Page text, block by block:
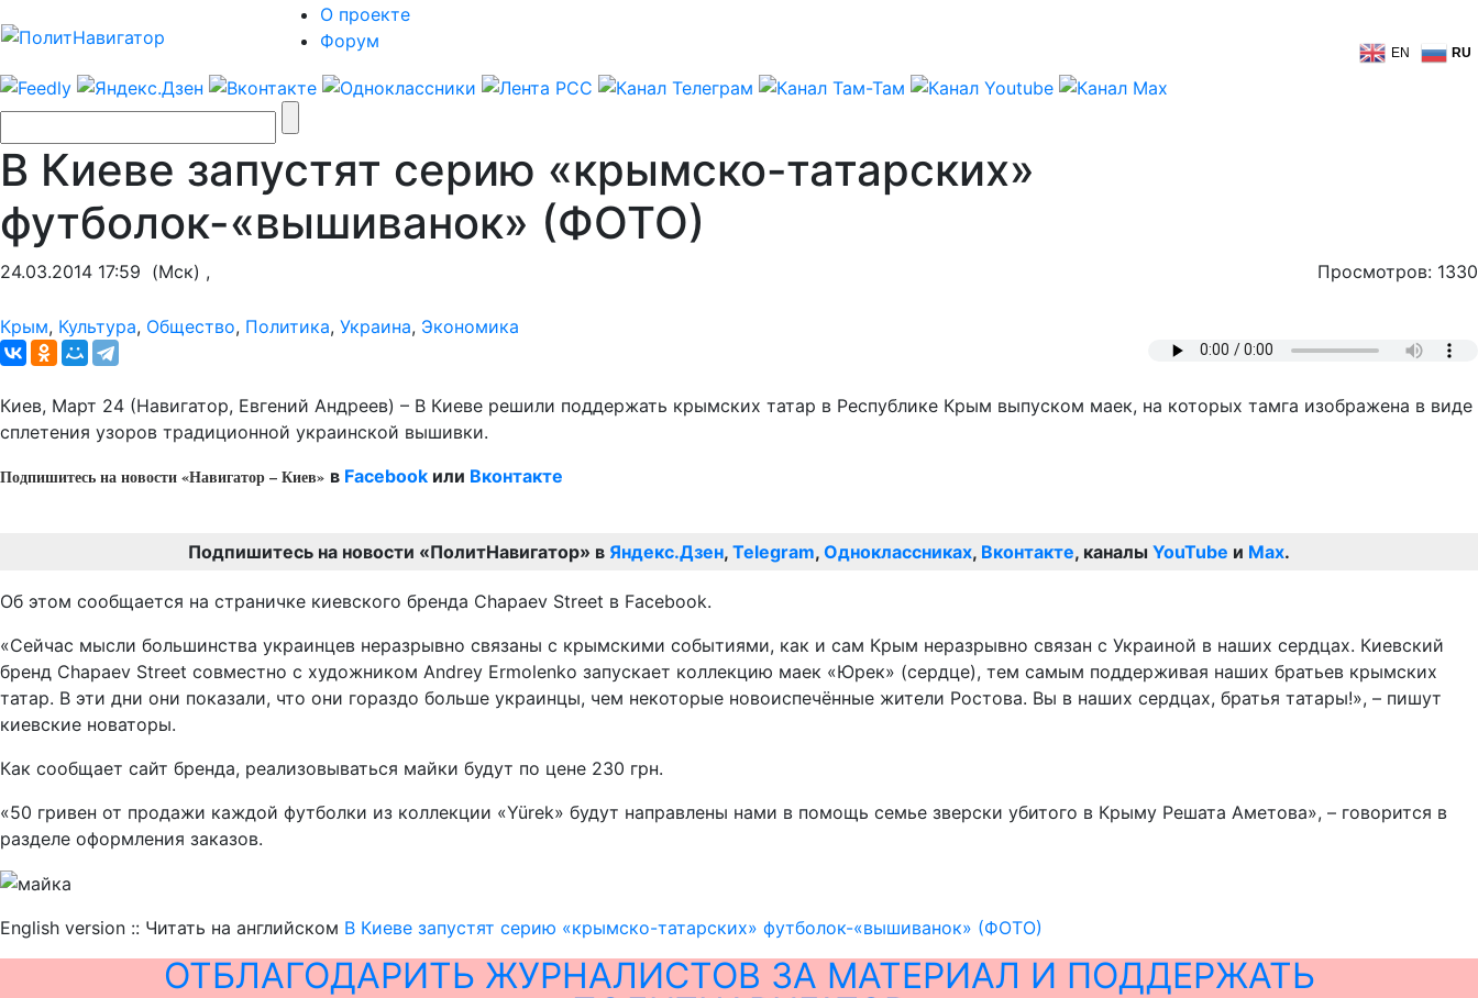
О проекте
Форум
EN RU
В Киеве запустят серию «крымско-татарских»
футболок-«вышиванок» (ФОТО)
24.03.2014 17:59 (Мск) , Просмотров: 1330
Крым, Культура, Общество, Политика, Украина, Экономика
Киев, Март 24 (Навигатор, Евгений Андреев) – В Киеве решили поддержать крымских татар в Республике Крым выпуском маек, на которых тамга изображена в виде
сплетения узоров традиционной украинской вышивки.
Подпишитесь на новости «Навигатор – Киев» в Facebook или Вконтакте
Подпишитесь на новости «ПолитНавигатор» в Яндекс.Дзен, Telegram, Одноклассниках, Вконтакте, каналы YouTube и Max.
Об этом сообщается на страничке киевского бренда Chapaev Street в Facebook.
«Сейчас мысли большинства украинцев неразрывно связаны с крымскими событиями, как и сам Крым неразрывно связан с Украиной в наших сердцах. Киевский
бренд Chapaev Street совместно с художником Andrey Ermolenko запускает коллекцию маек «Юрек» (сердце), тем самым поддерживая наших братьев крымских
татар. В эти дни они показали, что они гораздо больше украинцы, чем некоторые новоиспечённые жители Ростова. Вы в наших сердцах, братья татары!», – пишут
киевские новаторы.
Как сообщает сайт бренда, реализовываться майки будут по цене 230 грн.
«50 гривен от продажи каждой футболки из коллекции «Yürek» будут направлены нами в помощь семье зверски убитого в Крыму Решата Аметова», – говорится в
разделе оформления заказов.
English version :: Читать на английском В Киеве запустят серию «крымско-татарских» футболок-«вышиванок» (ФОТО)
ОТБЛАГОДАРИТЬ ЖУРНАЛИСТОВ ЗА МАТЕРИАЛ И ПОДДЕРЖАТЬ